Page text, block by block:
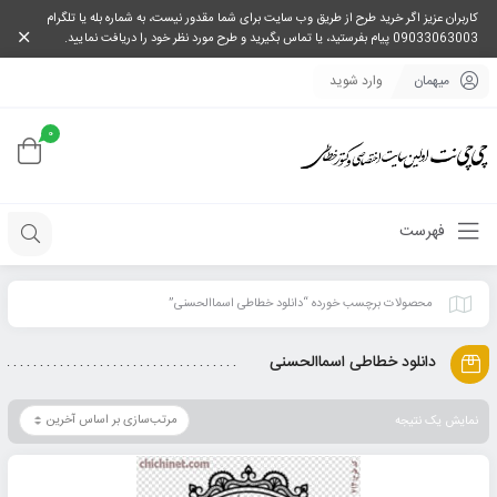
کاربران عزیز اگر خرید طرح از طریق وب سایت برای شما مقدور نیست، به شماره بله یا تلگرام
09033063003 پیام بفرستید، یا تماس بگیرید و طرح مورد نظر خود را دریافت نمایید.
میهمان وارد شوید
0
فهرست
محصولات برچسب خورده “دانلود خطاطی اسماالحسنی”
دانلود خطاطی اسماالحسنی
نمایش یک نتیجه